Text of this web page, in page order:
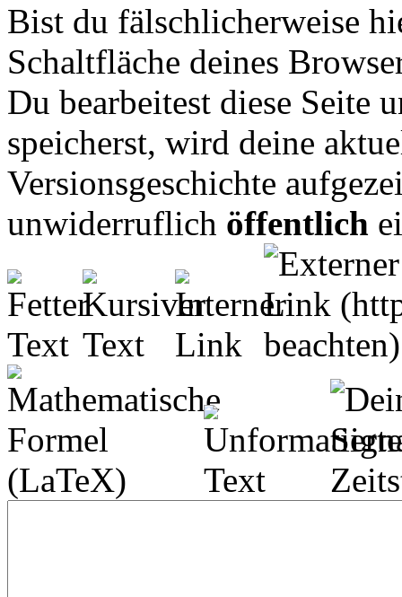
Bist du fälschlicherweise
Schaltfläche deines
Du bearbeitest diese Seite
speicherst, wird deine
Versionsgeschichte
unwiderruflich öffentlich